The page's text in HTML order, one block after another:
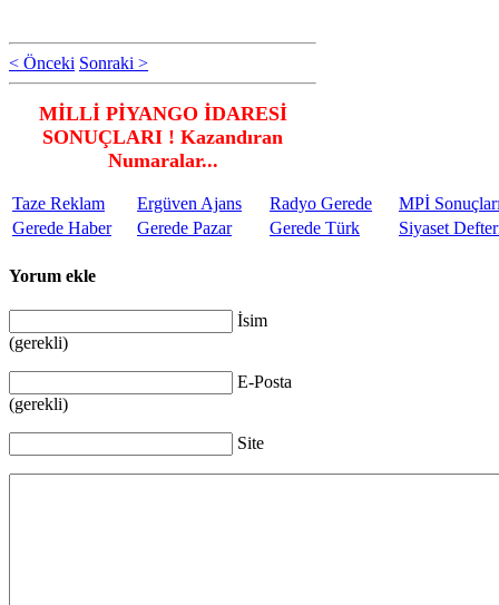
< Önceki Sonraki >
MİLLİ PİYANGO İDARESİ
SONUÇLARI ! Kazandıran
Numaralar...
Taze Reklam Ergüven Ajans Radyo Gerede
MPİ
Gerede Haber
Gerede Pazar Gerede Türk Siyaset
Yorum ekle
İsim
(gerekli)
E-Posta
(gerekli)
Site